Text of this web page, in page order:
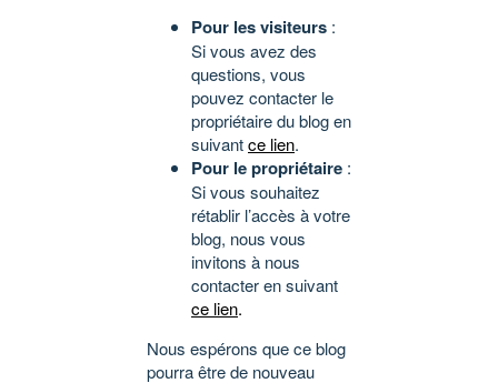
Pour les visiteurs :
Si vous avez des
questions, vous
pouvez contacter le
propriétaire du blog en
suivantce lien.
Pour le propriétaire :
Si vous souhaitez
rétablir l’accès à votre
blog, nous vous
invitons à nous
contacter en suivant
ce lien.
Nous espérons que ce blog
pourra être de nouveau